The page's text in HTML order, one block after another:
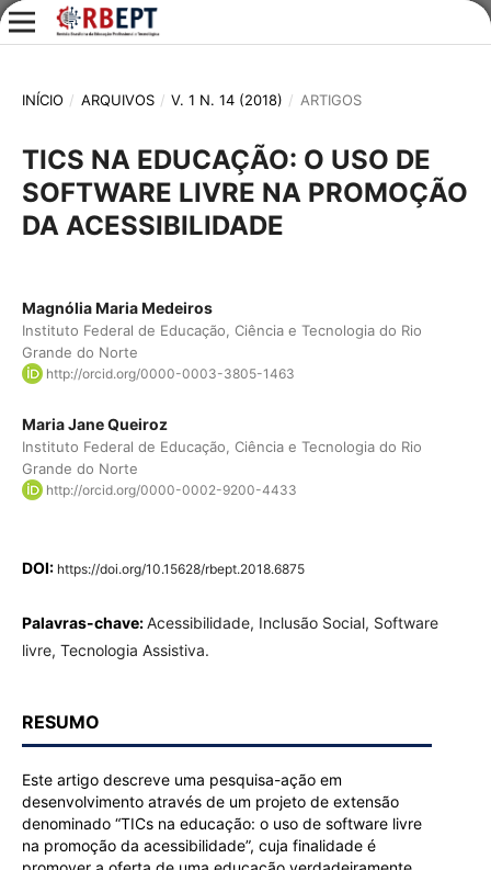
INÍCIO / ARQUIVOS / V. 1 N. 14 (2018) / ARTIGOS
TICS NA EDUCAÇÃO: O USO DE
SOFTWARE LIVRE NA PROMOÇÃO
DA ACESSIBILIDADE
Magnólia Maria Medeiros
Instituto Federal de Educação, Ciência e Tecnologia do Rio
Grande do Norte
http://orcid.org/0000-0003-3805-1463
Maria Jane Queiroz
Instituto Federal de Educação, Ciência e Tecnologia do Rio
Grande do Norte
http://orcid.org/0000-0002-9200-4433
DOI: https://doi.org/10.15628/rbept.2018.6875
Palavras-chave:Acessibilidade, Inclusão Social, Software
livre, Tecnologia Assistiva.
RESUMO
Este artigo descreve uma pesquisa-ação em
desenvolvimento através de um projeto de extensão
denominado “TICs na educação: o uso de software livre
na promoção da acessibilidade”, cuja finalidade é